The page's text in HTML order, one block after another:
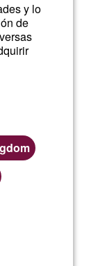
y lo
de